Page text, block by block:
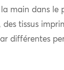
main dans le
des tissus
différentes